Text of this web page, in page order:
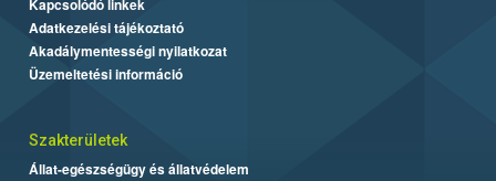
Kapcsolódó linkek
Adatkezelési tájékoztató
Akadálymentességi nyilatkozat
Üzemeltetési információ
Szakterületek
Állat-egészségügy és állatvédelem